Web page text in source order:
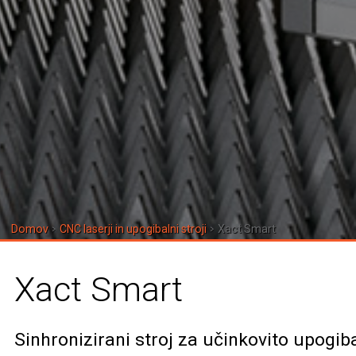
Domov CNC laserji in upogibalni stroji Xact Smart
Xact Smart
Sinhronizirani stroj za učinkovito